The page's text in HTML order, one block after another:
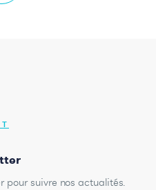
pour suivre nos actualités.